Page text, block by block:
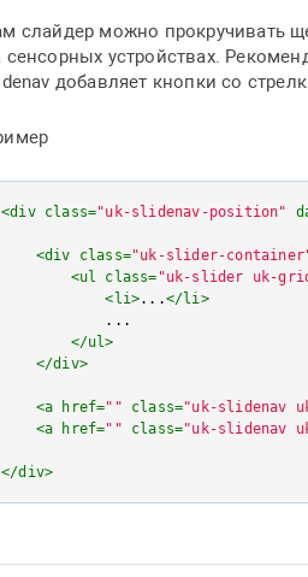
слайдер можно прокручивать
сенсорных устройствах.
добавляет кнопки со
<div class="uk-slidenav-position"
<div class="uk-slider-
<ul class= "uk-slider uk-
< li>...</li>
            ...
</ul>
</div>
<a href="" class="uk-slidenav
<a href="" class="uk-slidenav
</div>